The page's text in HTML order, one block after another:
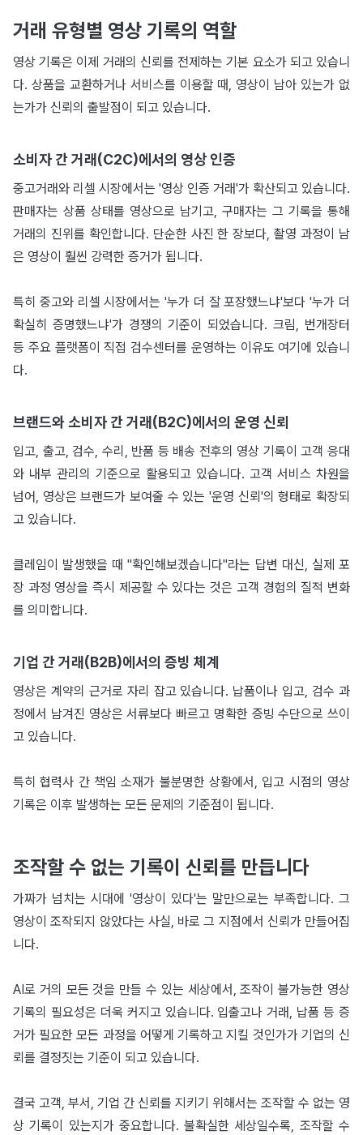
거래 유형별 영상 기록의 역할
영상 기록은 이제 거래의 신뢰를 전제하는 기본 요소가 되고 있습니
다. 상품을 교환하거나 서비스를 이용할 때, 영상이 남아 있는가 없
는가가 신뢰의 출발점이 되고 있습니다.
소비자 간 거래(C2C)에서의 영상 인증
중고거래와 리셀 시장에서는 '영상 인증 거래'가 확산되고 있습니다.
판매자는 상품 상태를 영상으로 남기고, 구매자는 그 기록을 통해
거래의 진위를 확인합니다. 단순한 사진 한 장보다, 촬영 과정이 남
은 영상이 훨씬 강력한 증거가 됩니다.
특히 중고와 리셀 시장에서는 '누가 더 잘 포장했느냐'보다 '누가 더
확실히 증명했느냐'가 경쟁의 기준이 되었습니다. 크림, 번개장터
등 주요 플랫폼이 직접 검수센터를 운영하는 이유도 여기에 있습니
다.
브랜드와 소비자 간 거래(B2C)에서의 운영 신뢰
입고, 출고, 검수, 수리, 반품 등 배송 전후의 영상 기록이 고객 응대
와 내부 관리의 기준으로 활용되고 있습니다. 고객 서비스 차원을
넘어, 영상은 브랜드가 보여줄 수 있는 '운영 신뢰'의 형태로 확장되
고 있습니다.
클레임이 발생했을 때 "확인해보겠습니다"라는 답변 대신, 실제 포
장 과정 영상을 즉시 제공할 수 있다는 것은 고객 경험의 질적 변화
를 의미합니다.
기업 간 거래(B2B)에서의 증빙 체계
영상은 계약의 근거로 자리 잡고 있습니다. 납품이나 입고, 검수 과
정에서 남겨진 영상은 서류보다 빠르고 명확한 증빙 수단으로 쓰이
고 있습니다.
특히 협력사 간 책임 소재가 불분명한 상황에서, 입고 시점의 영상
기록은 이후 발생하는 모든 문제의 기준점이 됩니다.
조작할 수 없는 기록이 신뢰를 만듭니다
가짜가 넘치는 시대에 '영상이 있다'는 말만으로는 부족합니다. 그
영상이 조작되지 않았다는 사실, 바로 그 지점에서 신뢰가 만들어집
니다.
AI로 거의 모든 것을 만들 수 있는 세상에서, 조작이 불가능한 영상
기록의 필요성은 더욱 커지고 있습니다. 입출고나 거래, 납품 등 증
거가 필요한 모든 과정을 어떻게 기록하고 지킬 것인가가 기업의 신
뢰를 결정짓는 기준이 되고 있습니다.
결국 고객, 부서, 기업 간 신뢰를 지키기 위해서는 조작할 수 없는 영
상 기록이 있는지가 중요합니다. 불확실한 세상일수록, 조작할 수